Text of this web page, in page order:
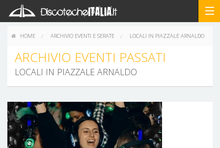
HOME ARCHIVIO EVENTI E SERATE LOCALI IN PIAZZALE ARNALDO
ARCHIVIO EVENTI PASSATI
LOCALI IN PIAZZALE ARNALDO